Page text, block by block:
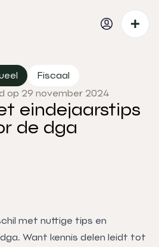
Fiscaal
op 29 november 2024
eindejaarstips
de dga
met nuttige tips en
Want kennis delen leidt tot